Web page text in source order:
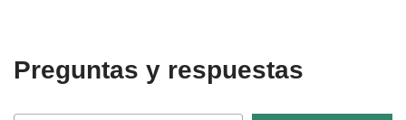
Preguntas y respuestas